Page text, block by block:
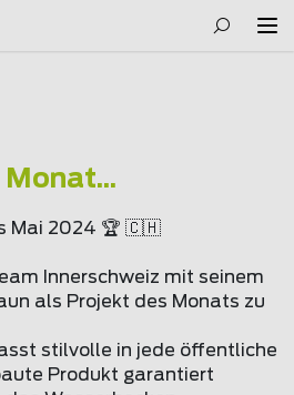
Mai 2024 🏆 🇨🇭
Innerschweiz mit seinem
als Projekt des Monats zu
stilvolle in jede öffentliche
Produkt garantiert